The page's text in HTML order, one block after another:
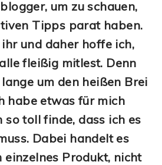
um zu schauen,
Tipps parat haben.
und daher hoffe ich,
fleißig mitlest. Denn
um den heißen Brei
habe etwas für mich
so toll finde, dass ich es
Dabei handelt es
einzelnes Produkt, nicht